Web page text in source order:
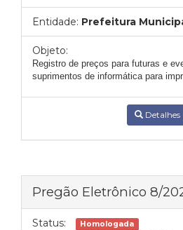
Entidade: Prefeitura
Objeto:
Registro de preços para futuras e
suprimentos de informática para
Detalhes
Pregão Eletrônico 8/
Status: Homologada